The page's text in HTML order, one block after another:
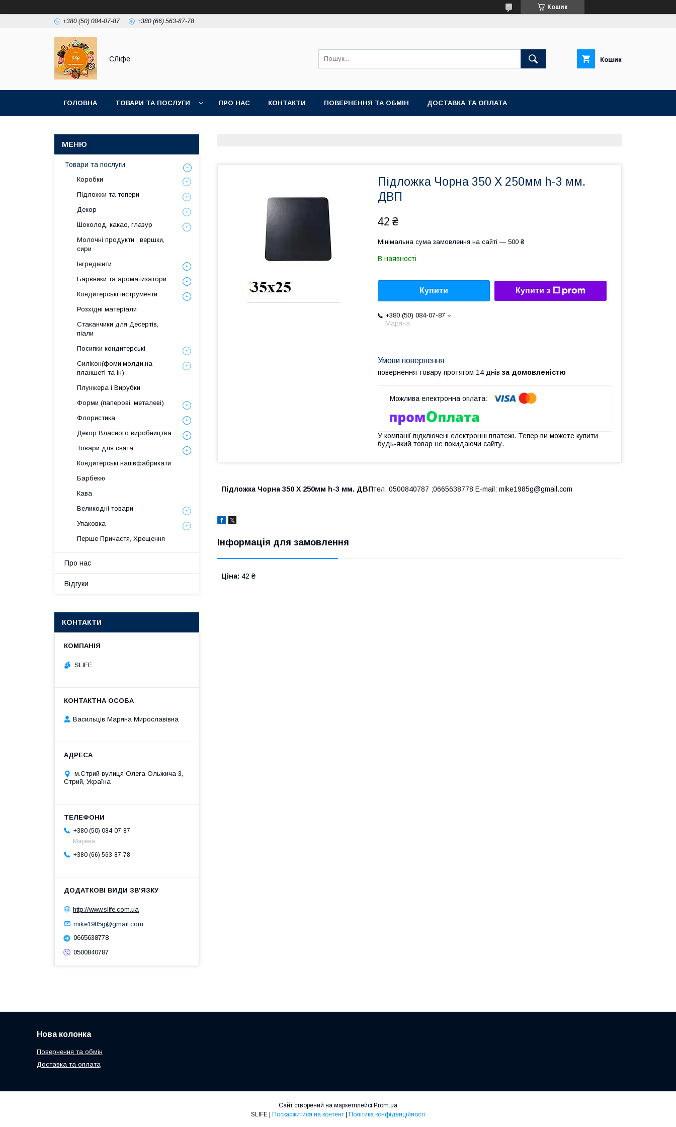
Кошик
+380 (50) 084-07-87 +380 (66) 563-87-78
СЛіфе Кошик
ГОЛОВНА ТОВАРИ ТА ПОСЛУГИ ПРО НАС КОНТАКТИ ПОВЕРНЕННЯ ТА ОБМІН ДОСТАВКА ТА ОПЛАТА
Підложка Чорна 350 Х 250мм h-3 мм.
ДВП
42 ₴
Мінімальна сума замовлення на сайті — 500 ₴
В наявності
Купити Купити з
+380 (50) 084-07-87
Маряна
повернення товару протягом 14 днів за домовленістю
У компанії підключені електронні платежі. Тепер ви можете купити
будь-який товар не покидаючи сайту.
Підложка Чорна 350 Х 250мм h-3 мм. ДВПтел. 0500840787 ;0665638778 Е-mail: mike1985g@gmail.com
Інформація для замовлення
Ціна: 42 ₴
Товари та послуги
Коробки
Підложки та топери
Декор
Шоколод, какао, глазур
Молочні продукти , вершки,
сири
Інгредієнти
Барвники та ароматизатори
Кондитерські інструменти
Розхідні матеріали
Стаканчики для Десертів,
піали
Посипки кондитерські
Силікон(фоми,молди,на
планшеті та ін)
Плунжера і Вирубки
Форми (паперові, металеві)
Флористика
Декор Власного виробництва
Товари для свята
Кондитерські напівфабрикати
Барбекю
Кава
Великодні товари
Упаковка
Перше Причастя, Хрещення
Про нас
Відгуки
КОНТАКТИ
SLIFE
Васильців Маряна Мирославівна
м.Стрий вулиця Олега Ольжича 3,
Стрий, Україна
+380 (50) 084-07-87
Маряна
+380 (66) 563-87-78
http://www.slife.com.ua
mike1985g@gmail.com
0665638778
0500840787
Нова колонка
Повернення та обмін
Доставка та оплата
Сайт створений на маркетплейсі Prom.ua
Поскаржитися на контент Політика конфіденційності